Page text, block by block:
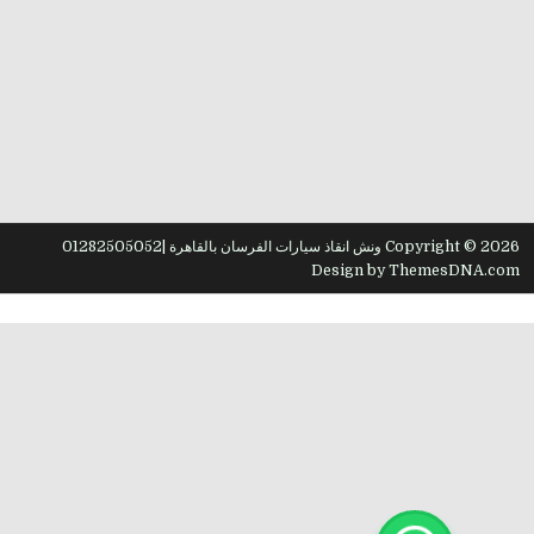
Copyright © 2026 ونش انقاذ سيارات الفرسان بالقاهرة |01282505052
Design by ThemesDNA.com